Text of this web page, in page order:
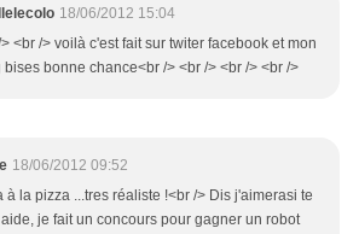
18/06/2012 15:04
<br /> voilà c'est fait sur twiter facebook et mon
bises bonne chance<br /> <br /> <br /> <br />
18/06/2012 09:52
à la pizza ...tres réaliste !<br /> Dis j'aimerasi te
je fait un concours pour gagner un robot